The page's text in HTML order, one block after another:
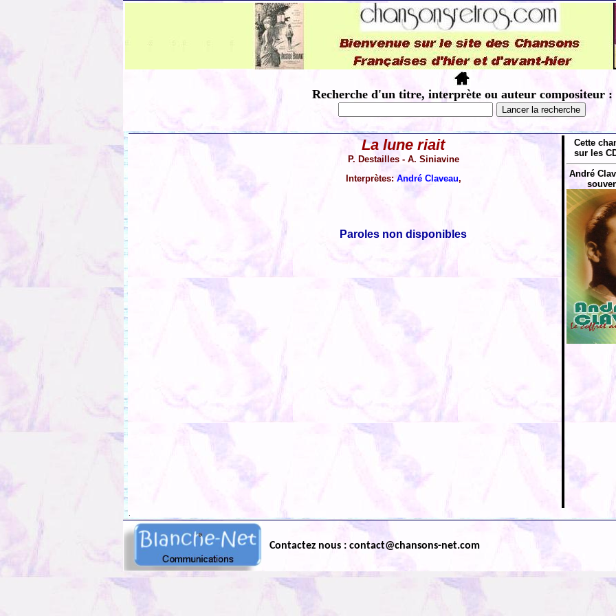
Recherche d'un titre, interprète ou auteur compositeur :
La lune riait
P. Destailles - A. Siniavine
Interprètes: André Claveau,
Paroles non disponibles
Cette
sur les
André
Contactez nous : contact@chansons-net.com